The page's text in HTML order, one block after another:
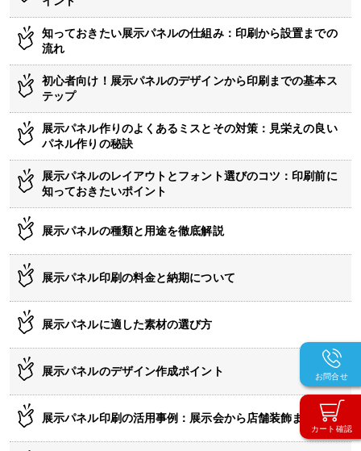
カート確認
お問合せ
知っておきたい展示パネルの仕組み：印刷から設置までの
流れ
初心者向け！展示パネルのデザインから印刷までの基本ス
テップ
展示パネル作りのよくあるミスとその対策：見栄えの良い
パネル作りの秘訣
展示パネルのレイアウトとフォント選びのコツ：印刷前に
知っておきたいポイント
展示パネルの種類と用途を徹底解説
展示パネル印刷の料金と納期について
展示パネルに適した素材の選び方
展示パネルのデザイン作成ポイント
展示パネル印刷の活用事例：展示会から店舗装飾まで